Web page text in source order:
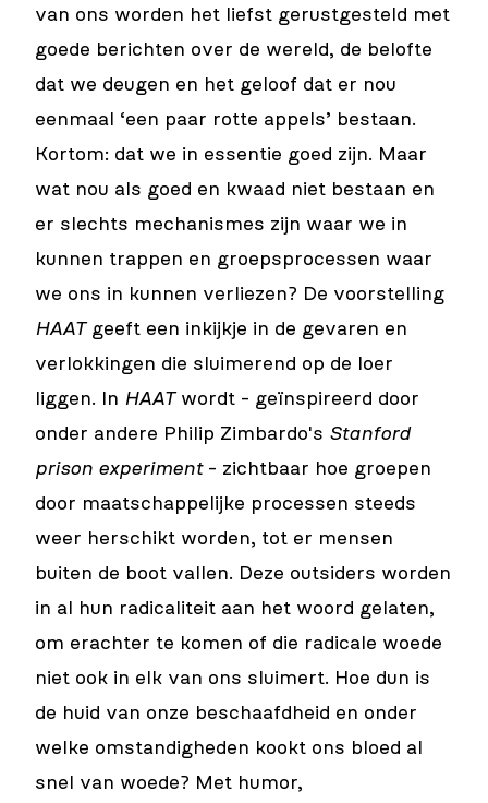
van ons worden het liefst gerustgesteld met
goede berichten over de wereld, de belofte
dat we deugen en het geloof dat er nou
eenmaal ‘een paar rotte appels’ bestaan.
Kortom: dat we in essentie goed zijn. Maar
wat nou als goed en kwaad niet bestaan en
er slechts mechanismes zijn waar we in
kunnen trappen en groepsprocessen waar
we ons in kunnen verliezen? De voorstelling
HAATgeeft een inkijkje in de gevaren en
verlokkingen die sluimerend op de loer
liggen. In HAAT wordt - geïnspireerd door
onder andere Philip Zimbardo's Stanford
prison experiment- zichtbaar hoe groepen
door maatschappelijke processen steeds
weer herschikt worden, tot er mensen
buiten de boot vallen. Deze outsiders worden
in al hun radicaliteit aan het woord gelaten,
om erachter te komen of die radicale woede
niet ook in elk van ons sluimert. Hoe dun is
de huid van onze beschaafdheid en onder
welke omstandigheden kookt ons bloed al
snel van woede? Met humor,